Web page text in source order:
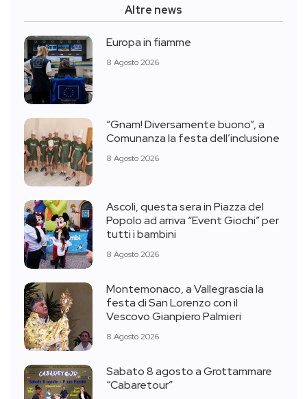
Altre news
Europa in fiamme
8 Agosto 2026
“Gnam! Diversamente buono”, a
Comunanza la festa dell’inclusione
8 Agosto 2026
Ascoli, questa sera in Piazza del
Popolo ad arriva “Event Giochi” per
tutti i bambini
8 Agosto 2026
Montemonaco, a Vallegrascia la
festa di San Lorenzo con il
Vescovo Gianpiero Palmieri
8 Agosto 2026
Sabato 8 agosto a Grottammare
“Cabaretour”